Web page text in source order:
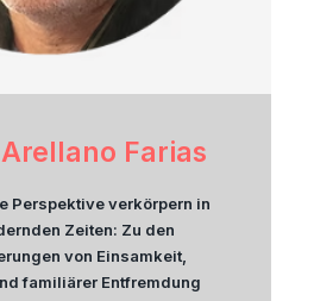
Farias
Perspektive verkörpern in
Zeiten: Zu den
von Einsamkeit,
familiärer Entfremdung